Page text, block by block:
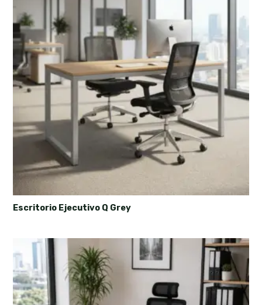
Escritorio Ejecutivo Q Grey